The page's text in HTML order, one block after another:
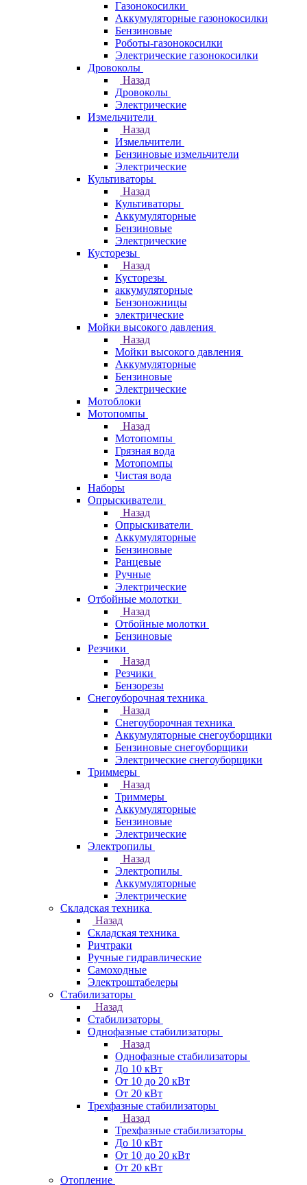
Газонокосилки
Аккумуляторные газонокосилки
Бензиновые
Роботы-газонокосилки
Электрические газонокосилки
Дровоколы
Назад
Дровоколы
Электрические
Измельчители
Назад
Измельчители
Бензиновые измельчители
Электрические
Культиваторы
Назад
Культиваторы
Аккумуляторные
Бензиновые
Электрические
Кусторезы
Назад
Кусторезы
аккумуляторные
Бензоножницы
электрические
Мойки высокого давления
Назад
Мойки высокого давления
Аккумуляторные
Бензиновые
Электрические
Мотоблоки
Мотопомпы
Назад
Мотопомпы
Грязная вода
Мотопомпы
Чистая вода
Наборы
Опрыскиватели
Назад
Опрыскиватели
Аккумуляторные
Бензиновые
Ранцевые
Ручные
Электрические
Отбойные молотки
Назад
Отбойные молотки
Бензиновые
Резчики
Назад
Резчики
Бензорезы
Снегоуборочная техника
Назад
Снегоуборочная техника
Аккумуляторные снегоуборщики
Бензиновые снегоуборщики
Электрические снегоуборщики
Триммеры
Назад
Триммеры
Аккумуляторные
Бензиновые
Электрические
Электропилы
Назад
Электропилы
Аккумуляторные
Электрические
Складская техника
Назад
Складская техника
Ричтраки
Ручные гидравлические
Самоходные
Электроштабелеры
Стабилизаторы
Назад
Стабилизаторы
Однофазные стабилизаторы
Назад
Однофазные стабилизаторы
До 10 кВт
От 10 до 20 кВт
От 20 кВт
Трехфазные стабилизаторы
Назад
Трехфазные стабилизаторы
До 10 кВт
От 10 до 20 кВт
От 20 кВт
Отопление